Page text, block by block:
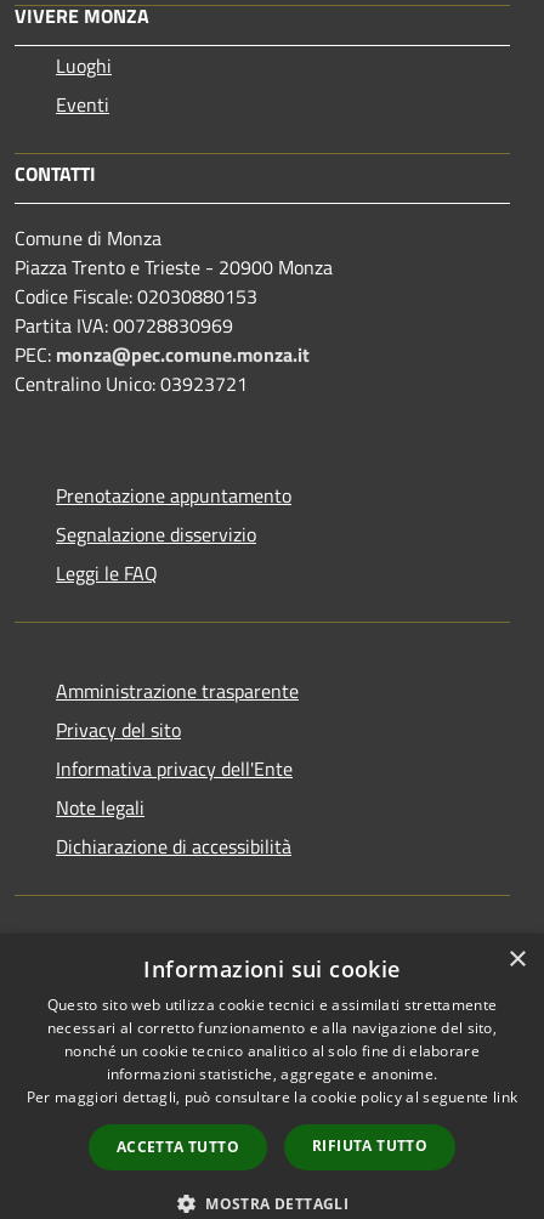
VIVERE MONZA
Luoghi
Eventi
CONTATTI
Comune di Monza
Piazza Trento e Trieste - 20900 Monza
Codice Fiscale: 02030880153
Partita IVA: 00728830969
PEC: monza@pec.comune.monza.it
Centralino Unico: 03923721
Prenotazione appuntamento
Segnalazione disservizio
Leggi le FAQ
Amministrazione trasparente
Privacy del sito
Informativa privacy dell'Ente
Note legali
Dichiarazione di accessibilità
Newsletter
RSS
Accessibilità
Copyright © 2026 • Comune di
Municipium•
Accesso
redazione
×
Informazioni sui cookie
Questo sito web utilizza cookie tecnici e assimilati strettamente
necessari al corretto funzionamento e alla navigazione del sito,
nonché un cookie tecnico analitico al solo fine di elaborare
informazioni statistiche, aggregate e anonime.
Per maggiori dettagli, può consultare la cookie policy al seguente link
ACCETTA TUTTO RIFIUTA TUTTO
MOSTRA DETTAGLI